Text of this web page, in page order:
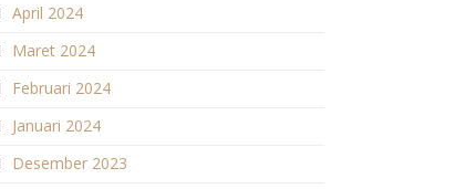
April 2024
Maret 2024
Februari 2024
Januari 2024
Desember 2023